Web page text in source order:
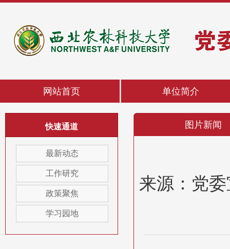
网站首页 单位简介
快速通道
最新动态
工作研究
政策聚焦
学习园地
图片新闻
来源：党